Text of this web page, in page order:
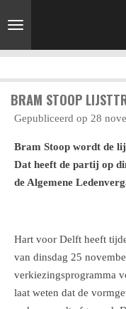
direct
naar
BRAM STOOP
Gepubliceerd op 28
Bram Stoop wordt de
Dat heeft de partij op
de Algemene
Hart voor Delft heeft
van dinsdag 25
verkiezingsprogramma
laat weten dat de